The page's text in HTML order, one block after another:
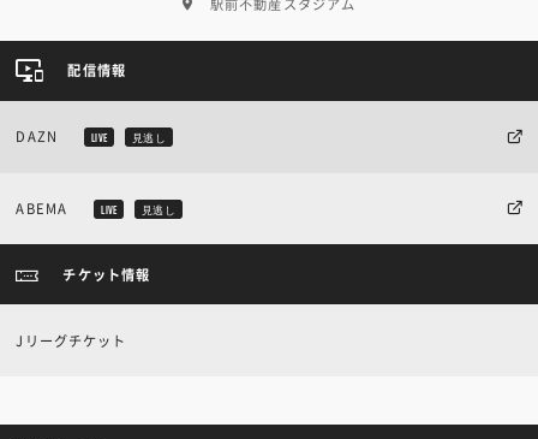
配信情報
DAZN LIVE 見逃し
ABEMA LIVE 見逃し
チケット情報
Jリーグチケット